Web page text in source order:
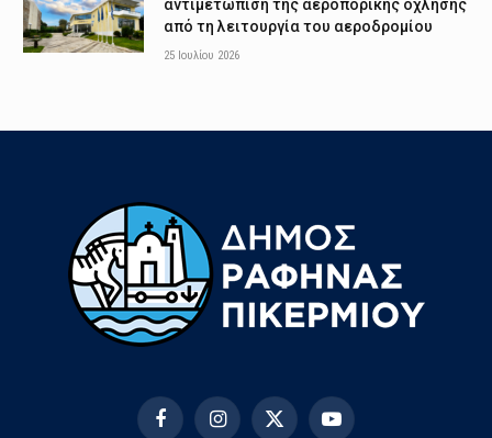
αντιμετώπιση της αεροπορικής όχλησης
από τη λειτουργία του αεροδρομίου
25 Ιουλίου 2026
FacebookInstagramX YouTube